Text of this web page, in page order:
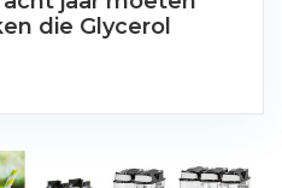
die Glycerol